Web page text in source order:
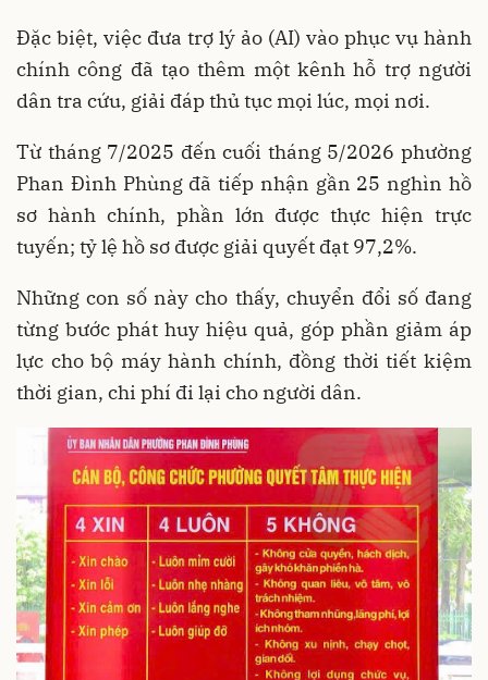
Đặc biệt, việc đưa trợ lý ảo (AI) vào phục vụ hành
chính công đã tạo thêm một kênh hỗ trợ người
dân tra cứu, giải đáp thủ tục mọi lúc, mọi nơi.
Từ tháng 7/2025 đến cuối tháng 5/2026 phường
Phan Đình Phùng đã tiếp nhận gần 25 nghìn hồ
sơ hành chính, phần lớn được thực hiện trực
tuyến; tỷ lệ hồ sơ được giải quyết đạt 97,2%.
Những con số này cho thấy, chuyển đổi số đang
từng bước phát huy hiệu quả, góp phần giảm áp
lực cho bộ máy hành chính, đồng thời tiết kiệm
thời gian, chi phí đi lại cho người dân.